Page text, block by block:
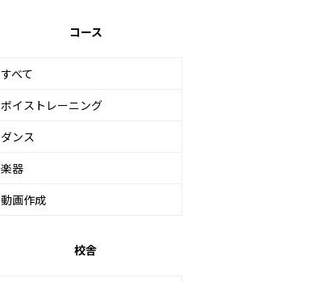
コース
すべて
ボイストレーニング
ダンス
楽器
動画作成
校舎